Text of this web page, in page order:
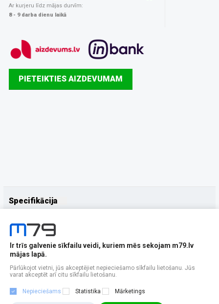
Ar kurjeru līdz mājas durvīm:
8 - 9 darba dienu laikā
PIETEIKTIES AIZDEVUMAM
Specifikācija
Papildus
Ir trīs galvenie sīkfailu veidi, kuriem mēs sekojam m79.lv
mājas lapā.
Pārlūkojot vietni, jūs akceptējiet nepieciešamo sīkfailu lietošanu. Jūs
varat akceptēt arī citu sīkfailu lietošanu.
Nepieciešams Statistika Mārketings